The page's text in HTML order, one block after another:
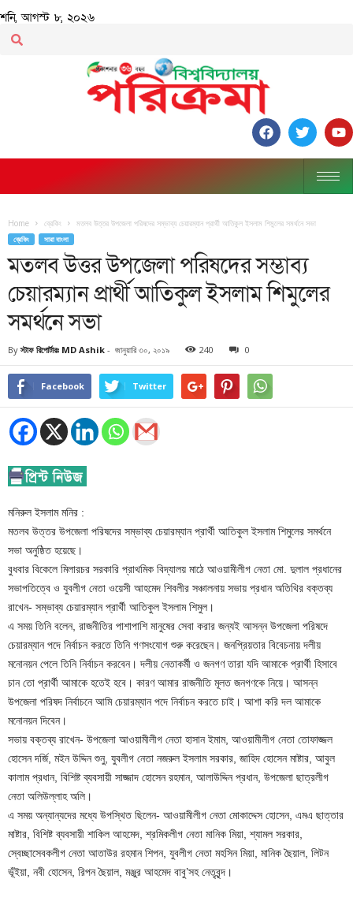
শনি, আগস্ট ৮, ২০২৬
Home ব্রেকিং মতলব উত্তর উপজেলা পরিষদের সম্ভাব্য চেয়ারম্যান প্রার্থী আতিকুল ইসলাম শিমুলের সমর্থনে সভা
ব্রেকিং সারা বাংলা
মতলব উত্তর উপজেলা পরিষদের সম্ভাব্য
চেয়ারম্যান প্রার্থী আতিকুল ইসলাম শিমুলের
সমর্থনে সভা
By স্টাফ রিপোর্টারঃ MD Ashik - জানুয়ারি ৩০, ২০১৯ 240 0
Facebook Twitter
মনিরুল ইসলাম মনির :
মতলব উত্তর উপজেলা পরিষদের সম্ভাব্য চেয়ারম্যান প্রার্থী আতিকুল ইসলাম শিমুলের সমর্থনে
সভা অনুষ্ঠিত হয়েছে।
বুধবার বিকেলে মিলারচর সরকারি প্রাথমিক বিদ্যালয় মাঠে আওয়ামীলীগ নেতা মো. দুলাল প্রধানের
সভাপতিত্বে ও যুবলীগ নেতা ওয়েসী আহমেদ শিবলীর সঞ্চালনায় সভায় প্রধান অতিথির বক্তব্য
রাখেন- সম্ভাব্য চেয়ারম্যান প্রার্থী আতিকুল ইসলাম শিমুল।
এ সময় তিনি বলেন, রাজনীতির পাশাপাশি মানুষের সেবা করার জন্যই আসন্ন উপজেলা পরিষদে
চেয়ারম্যান পদে নির্বাচন করতে তিনি গণসংযোগ শুরু করেছেন। জনপ্রিয়তার বিবেচনায় দলীয়
মনোনয়ন পেলে তিনি নির্বাচন করবেন। দলীয় নেতাকর্মী ও জনগণ তারা যদি আমাকে প্রার্থী হিসাবে
চান তো প্রার্থী আমাকে হতেই হবে। কারণ আমার রাজনীতি মূলত জনগণকে নিয়ে। আসন্ন
উপজেলা পরিষদ নির্বাচনে আমি চেয়ারম্যান পদে নির্বাচন করতে চাই। আশা করি দল আমাকে
মনোনয়ন দিবেন।
সভায় বক্তব্য রাখেন- উপজেলা আওয়ামীলীগ নেতা হাসান ইমাম, আওয়ামীলীগ নেতা তোফাজ্জল
হোসেন দর্জি, মইন উদ্দিন শুনু, যুবলীগ নেতা নজরুল ইসলাম সরকার, জাহিদ হোসেন মাষ্টার, আবুল
কালাম প্রধান, বিশিষ্ট ব্যবসায়ী সাজ্জাদ হোসেন রহমান, আলাউদ্দিন প্রধান, উপজেলা ছাত্রলীগ
নেতা অলিউল্লাহ অলি।
এ সময় অন্যান্যদের মধ্যে উপস্থিত ছিলেন- আওয়ামীলীগ নেতা মোকাদ্দেস হোসেন, এমএ ছাত্তার
মাষ্টার, বিশিষ্ট ব্যবসায়ী শাকিল আহমেদ, শ্রমিকলীগ নেতা মানিক মিয়া, শ্যামল সরকার,
স্বেচ্ছাসেবকলীগ নেতা আতাউর রহমান শিপন, যুবলীগ নেতা মহসিন মিয়া, মানিক ছৈয়াল, লিটন
ভূঁইয়া, নবী হোসেন, রিপন ছৈয়াল, মঞ্জুর আহমেদ বাবু’সহ নেতৃবৃন্দ।